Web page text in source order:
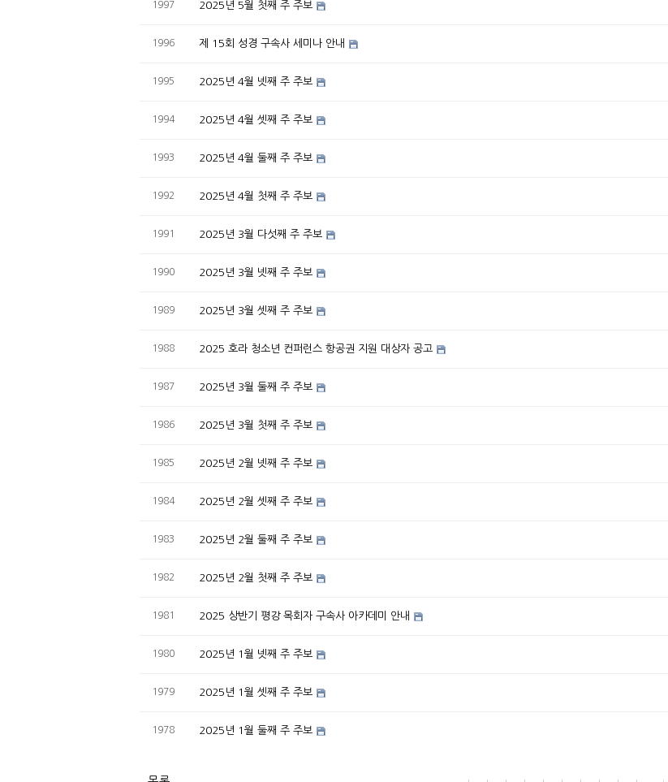
1997 2025년 5월 첫째 주 주보
1996 제 15회 성경 구속사 세미나 안내
1995 2025년 4월 넷째 주 주보
1994 2025년 4월 셋째 주 주보
1993 2025년 4월 둘째 주 주보
1992 2025년 4월 첫째 주 주보
1991 2025년 3월 다섯째 주 주보
1990 2025년 3월 넷째 주 주보
1989 2025년 3월 셋째 주 주보
1988 2025 호라 청소년 컨퍼런스 항공권 지원 대상자 공고
1987 2025년 3월 둘째 주 주보
1986 2025년 3월 첫째 주 주보
1985 2025년 2월 넷째 주 주보
1984 2025년 2월 셋째 주 주보
1983 2025년 2월 둘째 주 주보
1982 2025년 2월 첫째 주 주보
1981 2025 상반기 평강 목회자 구속사 아카데미 안내
1980 2025년 1월 넷째 주 주보
1979 2025년 1월 셋째 주 주보
1978 2025년 1월 둘째 주 주보